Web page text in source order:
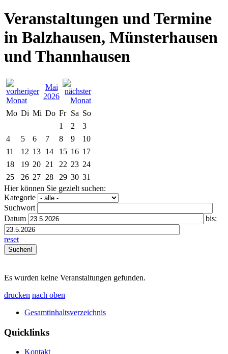
Veranstaltungen und Termine
in Balzhausen, Münsterhausen
und Thannhausen
Mai
2026
Mo Di Mi Do Fr Sa So
1
2
3
4
5 6 7 8 9
10
11
12 13 14 15 16 17
18
19 20 21 22 23 24
25
26 27 28 29 30 31
Hier können Sie gezielt suchen:
Kategorie
Suchwort
Datum
bis:
reset
Es wurden keine Veranstaltungen gefunden.
drucken nach oben
Gesamtinhaltsverzeichnis
Quicklinks
Kontakt